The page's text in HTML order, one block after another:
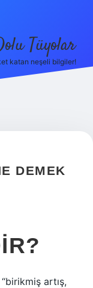
Tüyolar
katan neşeli bilgiler!
DEMEK
artış,